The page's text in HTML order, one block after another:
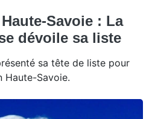
Savoie : La
dévoile sa liste
sa tête de liste pour
Haute-Savoie.